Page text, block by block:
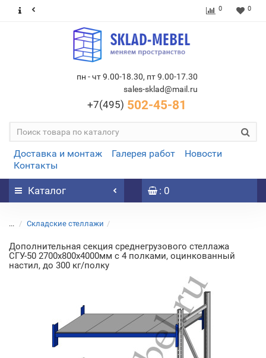
0 0
пн - чт 9.00-18.30, пт 9.00-17.30
sales-sklad@mail.ru
+7(495) 502-45-81
Доставка и монтаж Галерея работ
Новости
Контакты
Каталог : 0
... Складские стеллажи
Дополнительная секция среднегрузового стеллажа
СГУ-50 2700х800х4000мм с 4 полками, оцинкованный
настил, до 300 кг/полку